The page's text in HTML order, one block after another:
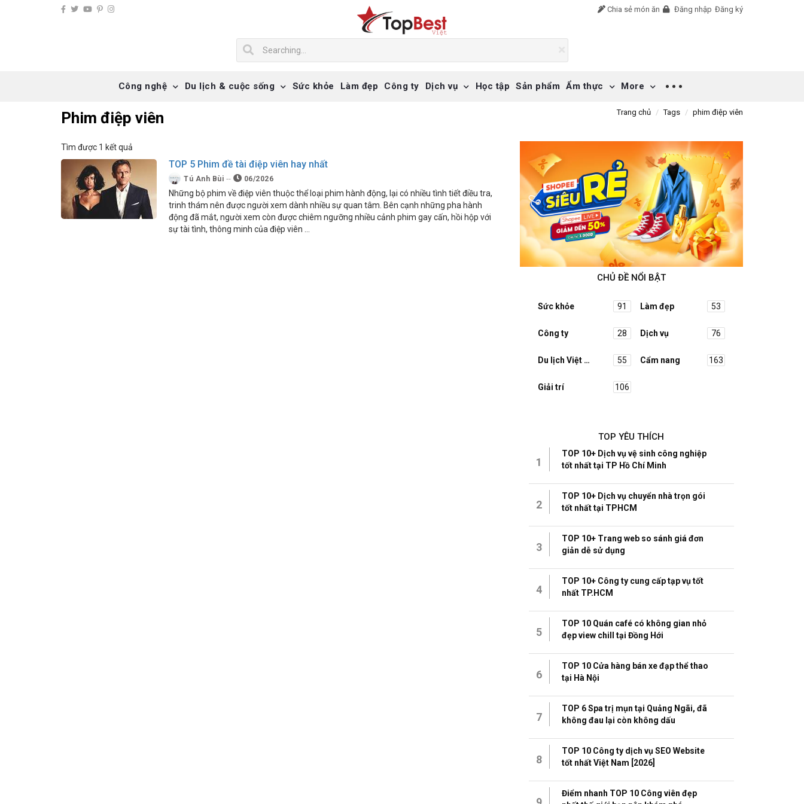
Chia sẻ món ăn Đăng nhập Đăng ký
Công nghệ Du lịch & cuộc sống Sức khỏe Làm đẹp Công ty Dịch vụ Học tập Sản phẩm Ẩm thực More
Phim điệp viên Trang chủ Tags phim điệp viên
Tìm được 1 kết quả
TOP 5 Phim đề tài điệp viên hay nhất
Tú Anh Bùi 06/2026
Những bộ phim về điệp viên thuộc thể loại phim hành động, lại có nhiều tình tiết điều tra,
trinh thám nên được người xem dành nhiều sự quan tâm. Bên cạnh những pha hành
động đã mắt, người xem còn được chiêm ngưỡng nhiều cảnh phim gay cấn, hồi hộp với
sự tài tình, thông minh của điệp viên …
CHỦ ĐỀ NỔI BẬT
Sức khỏe 91 Làm đẹp 53
Công ty 28 Dịch vụ 76
Du lịch Việt Nam 55 Cẩm nang 163
Giải trí 106
TOP YÊU THÍCH
1
TOP 10+ Dịch vụ vệ sinh công nghiệp
tốt nhất tại TP Hồ Chí Minh
2
TOP 10+ Dịch vụ chuyển nhà trọn gói
tốt nhất tại TPHCM
3
TOP 10+ Trang web so sánh giá đơn
giản dễ sử dụng
4
TOP 10+ Công ty cung cấp tạp vụ tốt
nhất TP.HCM
5
TOP 10 Quán café có không gian nhỏ
đẹp view chill tại Đồng Hới
6
TOP 10 Cửa hàng bán xe đạp thể thao
tại Hà Nội
7
TOP 6 Spa trị mụn tại Quảng Ngãi, đã
không đau lại còn không dấu
8
TOP 10 Công ty dịch vụ SEO Website
tốt nhất Việt Nam [2026]
Điểm nhanh TOP 10 Công viên đẹp